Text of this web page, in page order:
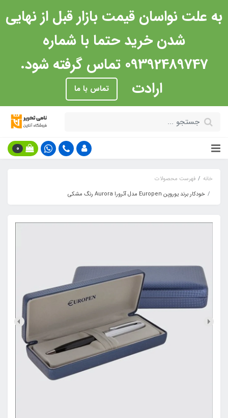
به علت نواسان قیمت بازار قبل از نهایی
شدن خرید حتما با شماره
09392489747 تماس گرفته شود.
ارادت
تماس با ما
0
خانه
فهرست محصولات
خودکار برند یوروپن Europen مدل آئرورا Aurora رنگ مشکی